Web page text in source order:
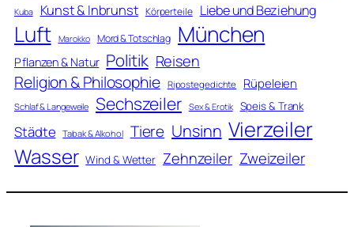
Kuba Kunst & Inbrunst Körperteile Liebe und Beziehung
Luft Marokko Mord & Totschlag München
Pflanzen & Natur Politik Reisen
Religion & Philosophie Ripostegedichte Rüpeleien
Schlaf & Langeweile Sechszeiler Sex & Erotik Speis & Trank
Städte Tabak & Alkohol Tiere Unsinn Vierzeiler
Wasser Wind & Wetter Zehnzeiler Zweizeiler